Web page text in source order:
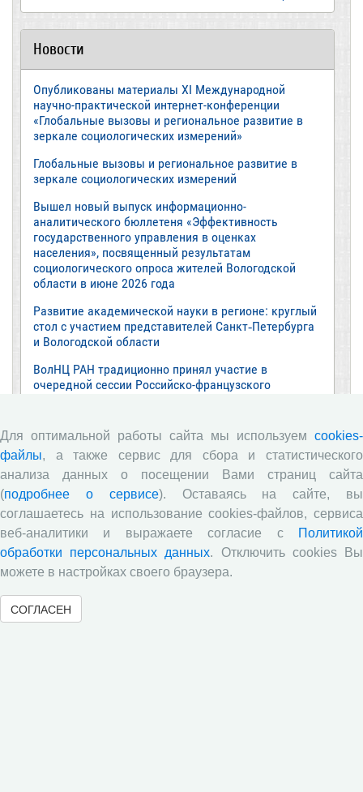
Новости
Опубликованы материалы XI Международной
научно-практической интернет-конференции
«Глобальные вызовы и региональное развитие в
зеркале социологических измерений»
Глобальные вызовы и региональное развитие в
зеркале социологических измерений
Вышел новый выпуск информационно-
аналитического бюллетеня «Эффективность
государственного управления в оценках
населения», посвященный результатам
социологического опроса жителей Вологодской
области в июне 2026 года
Развитие академической науки в регионе: круглый
стол с участием представителей Санкт‑Петербурга
и Вологодской области
ВолНЦ РАН традиционно принял участие в
очередной сессии Российско-французского
Обзор научных публикаций
Е.В. Лукин: обзор заметки «Вологодчина
«взлетела» в рейтинге промышленного
производства», газета «Красный север», № 74, 11
июля, 2018 г.
Экспертное мнение А.И. Поваровой: обзор
статьи «Регионам хватит денег», газета «Известия»,
№88, 2018 г.
Для оптимальной работы сайта мы используем cookies-
файлы, а также сервис для сбора и статистического
анализа данных о посещении Вами страниц сайта
(подробнее о сервисе). Оставаясь на сайте, вы
соглашаетесь на использование cookies-файлов, сервиса
веб-аналитики и выражаете согласие с
Политикой
обработки персональных данных. Отключить cookies Вы
можете в настройках своего браузера.
СОГЛАСЕН